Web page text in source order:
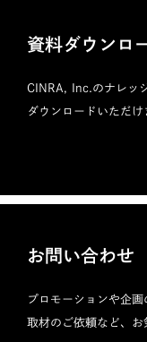
資料ダウンロ
CINRA, Inc.のナレッ
ダウンロードいただけ
お問い合わせ
プロモーションや企画
取材のご依頼など、お